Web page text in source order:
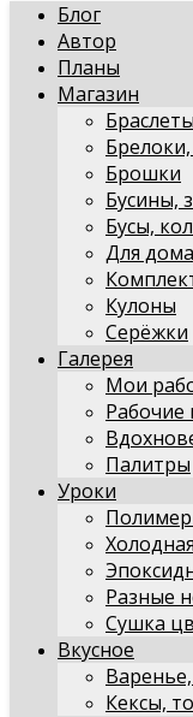
Блог
Автор
Планы
Магазин
Браслеты
Брошки
Бусины,
Бусы,
Для
Кулоны
Серёжки
Галерея
Мои
Палитры
Уроки
Разные
Сушка
Вкусное
Кексы,